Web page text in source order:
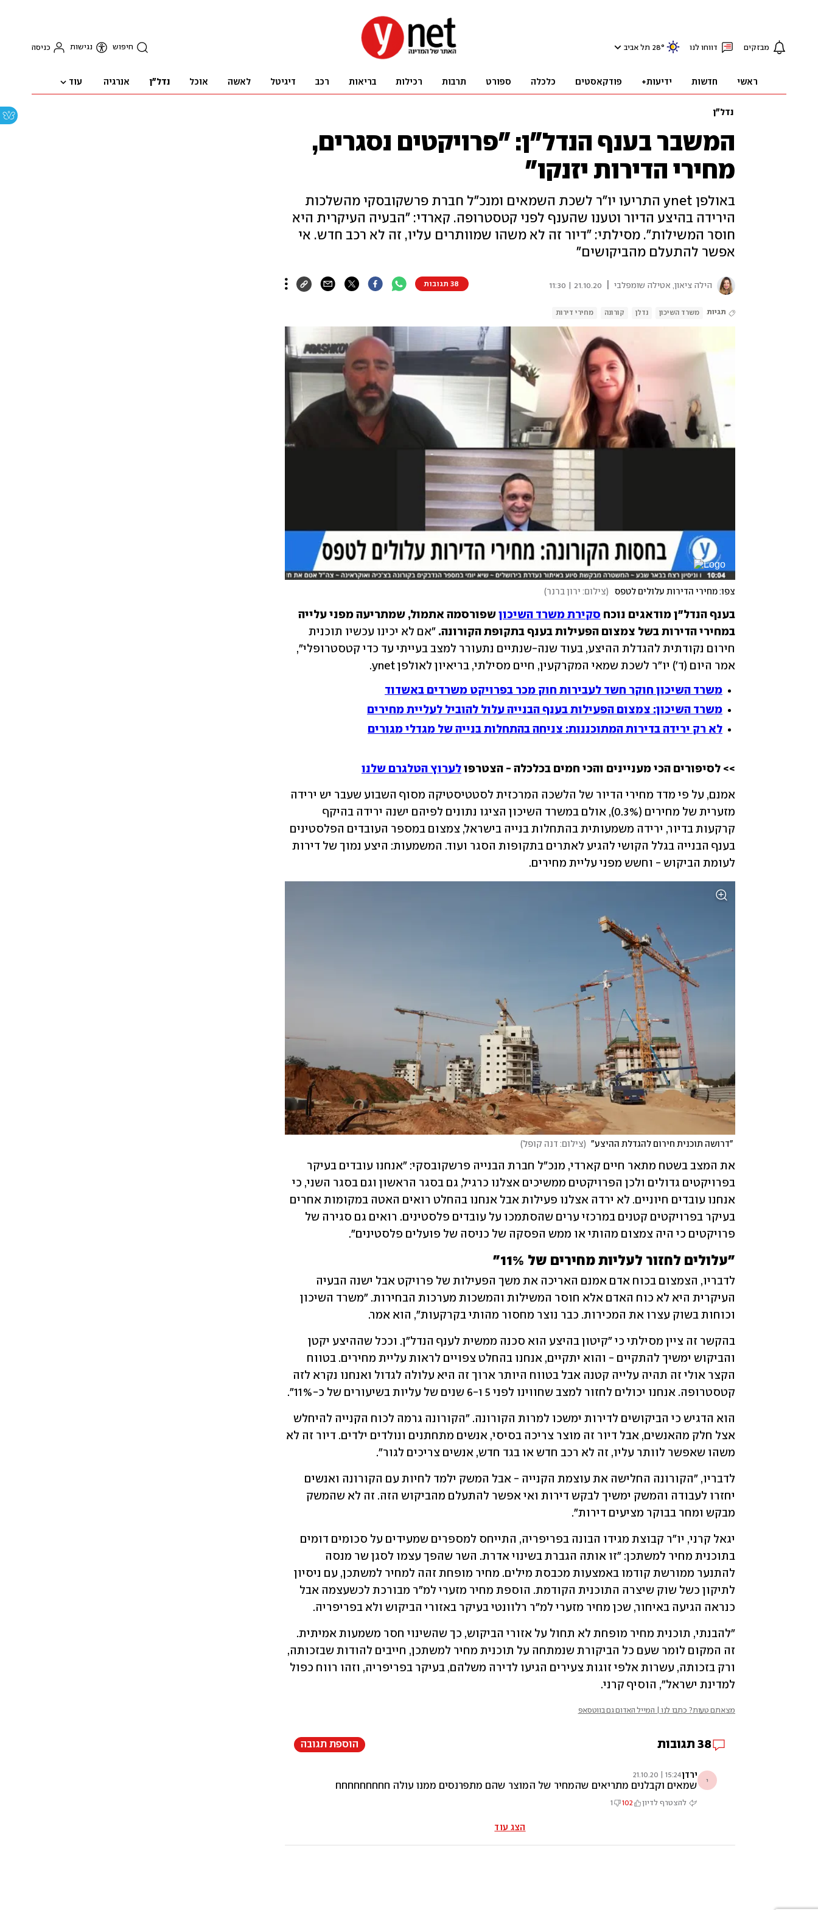
מבזקים דווחו לנו 28° תל אביב חיפוש נגישות כניסה
ראשי חדשות ידיעות+ פודקאסטים כלכלה ספורט תרבות רכילות בריאות רכב דיגיטל לאשה אוכל נדל"ן אנרגיה עוד
נדל"ן
המשבר בענף הנדל"ן: "פרויקטים נסגרים,
מחירי הדירות יזנקו"
באולפן ynet התריעו יו"ר לשכת השמאים ומנכ"ל חברת פרשקובסקי מהשלכות
הירידה בהיצע הדיור וטענו שהענף לפני קטסטרופה. קארדי: "הבעיה העיקרית היא
חוסר המשילות". מסילתי: "דיור זה לא משהו שמוותרים עליו, זה לא רכב חדש. אי
אפשר להתעלם מהביקושים"
הילה ציאון אטילה שומפלבי 21.10.20 | 11:30 38 תגובות
תגיות משרד השיכון נדלן קורונה מחירי דירות
צפו: מחירי הדירות עלולים לטפס (צילום: ירון ברנר)
בענף הנדל"ן מודאגים נוכח סקירת משרד השיכון
במחירי הדירות בשל צמצום הפעילות בענף בתקופת הקורונה.
אמר היום (ד') יו"ר לשכת שמאי המקרקעין, חיים מסילתי, בריאיון לאולפן ynet.
משרד השיכון חוקר חשד לעבירות חוק מכר בפרויקט משרדים באשדוד
משרד השיכון: צמצום הפעילות בענף הבנייה עלול להוביל לעליית מחירים
לא רק ירידה בדירות המתוכננות: צניחה בהתחלות בנייה של מגדלי מגורים
>> לסיפורים הכי מעניינים והכי חמים בכלכלה - הצטרפו לערוץ הטלגרם שלנו
לעומת הביקוש - וחשש מפני עליית מחירים.
(צילום: דנה קופל)
פרויקטים כי היה צמצום מהותי או ממש הפסקה של כניסה של פועלים פלסטינים".
"עלולים לחזור לעליות מחירים של 11%"
וכוחות בשוק עצרו את המכירות. כבר נוצר מחסור מהותי בקרקעות", הוא אמר.
קטסטרופה. אנחנו יכולים לחזור למצב שחווינו לפני 5 ו-6 שנים של עליות בשיעורים של כ-11%".
משהו שאפשר לוותר עליו, זה לא רכב חדש או בגד חדש, אנשים צריכים לגור".
מבקש ומחר בבוקר מציעים דירות".
כנראה הגיעה באיחור, שכן מחיר מזערי למ"ר רלוונטי בעיקר באזורי הביקוש ולא בפריפריה.
למדינת ישראל", הוסיף קרני.
מצאתם טעות? כתבו לנו | המייל האדום גם בווטסאפ
38 תגובות הוספת תגובה
י ירדן15:24 | 21.10.20
שמאים וקבלנים מתריאים שהמחיר של המוצר שהם מתפרנסים ממנו עולה חחחחחחחחח
להצטרף לדיון 102
1
הצג עוד